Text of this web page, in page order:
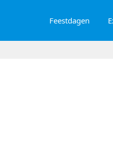
Feestdagen